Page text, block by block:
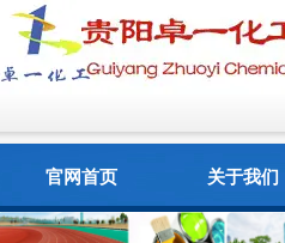
官网首页 关于我们